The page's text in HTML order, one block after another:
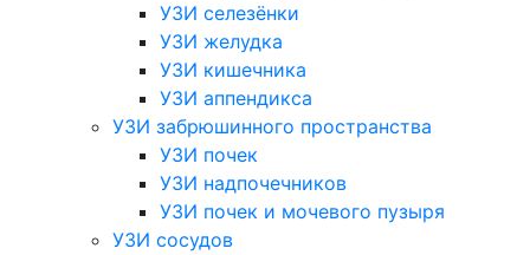
УЗИ селезёнки
УЗИ желудка
УЗИ кишечника
УЗИ аппендикса
УЗИ забрюшинного пространства
УЗИ почек
УЗИ надпочечников
УЗИ почек и мочевого пузыря
УЗИ сосудов